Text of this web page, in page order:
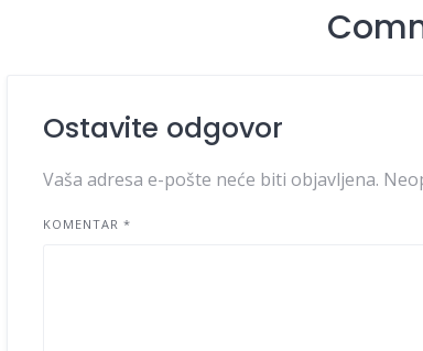
Ostavite odgovor
Vaša adresa e-pošte neće biti objavljena.
KOMENTAR*